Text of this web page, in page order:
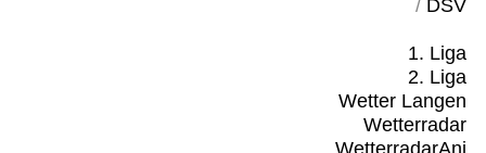
/ DSV
1. Liga
2. Liga
Wetter Langen
Wetterradar
WetterradarAni